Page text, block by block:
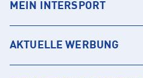
MEIN INTERSPORT
AKTUELLE WERBUNG